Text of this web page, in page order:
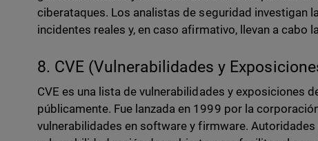
ciberataques. Los analistas de seguridad investigan
incidentes reales y, en caso afirmativo, llevan a cabo
8. CVE (Vulnerabilidades y
CVE es una lista de vulnerabilidades y exposiciones
públicamente. Fue lanzada en 1999 por la
vulnerabilidades en software y firmware. Autoridades